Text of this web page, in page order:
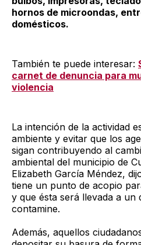
hornos de microondas,
domésticos.
También te puede interesar:
carnet de denuncia para
violencia
La intención de la actividad
ambiente y evitar que los
sigan contribuyendo al
ambiental del municipio de
Elizabeth García Méndez,
tiene un punto de acopio
y que ésta será llevada a un
contamine.
Además, aquellos